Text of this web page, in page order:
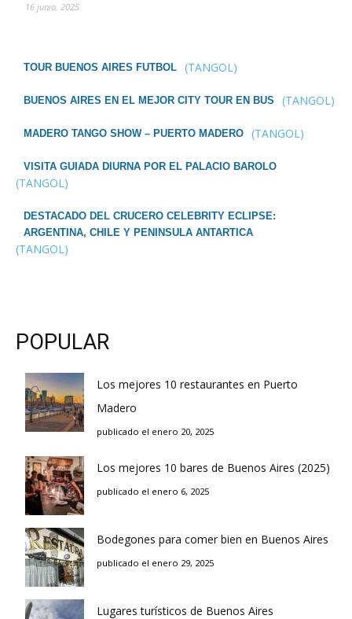
16 junio, 2025
TOUR BUENOS AIRES FUTBOL (TANGOL)
BUENOS AIRES EN EL MEJOR CITY TOUR EN BUS (TANGOL)
MADERO TANGO SHOW – PUERTO MADERO (TANGOL)
VISITA GUIADA DIURNA POR EL PALACIO BAROLO
(TANGOL)
DESTACADO DEL CRUCERO CELEBRITY ECLIPSE:
ARGENTINA, CHILE Y PENINSULA ANTARTICA
(TANGOL)
POPULAR
Los mejores 10 restaurantes en Puerto
Madero
publicado el enero 20, 2025
Los mejores 10 bares de Buenos Aires (2025)
publicado el enero 6, 2025
Bodegones para comer bien en Buenos Aires
publicado el enero 29, 2025
Lugares turísticos de Buenos Aires